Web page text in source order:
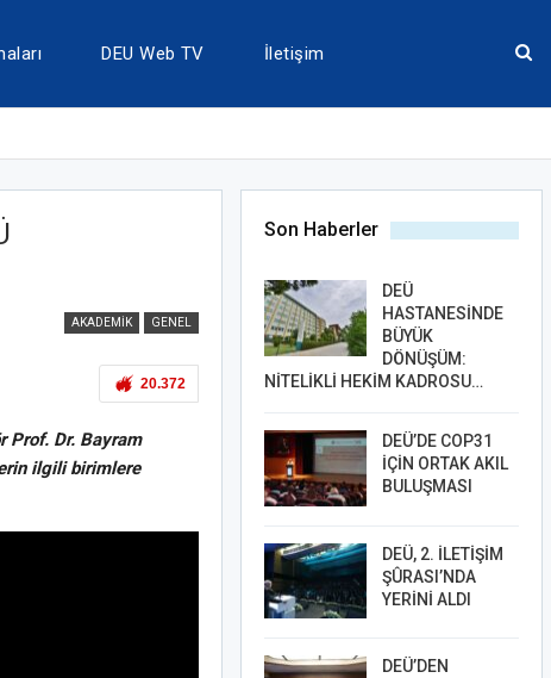
DEU Web TV İletişim
AKADEMIK GENEL
20.372
Prof. Dr. Bayram
ilgili birimlere
Son Haberler
DEÜ
HASTANESİNDE
BÜYÜK
DÖNÜŞÜM:
NİTELİKLİ HEKİM KADROSU…
DEÜ’DE COP31
İÇİN ORTAK AKIL
BULUŞMASI
DEÜ, 2. İLETİŞİM
ŞÛRASI’NDA
YERİNİ ALDI
DEÜ’DEN